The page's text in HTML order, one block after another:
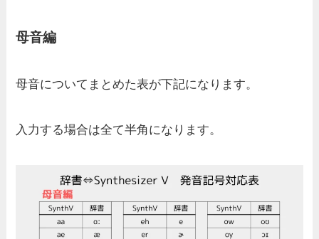
母音編
母音についてまとめた表が下記になります。
入力する場合は全て半角になります。